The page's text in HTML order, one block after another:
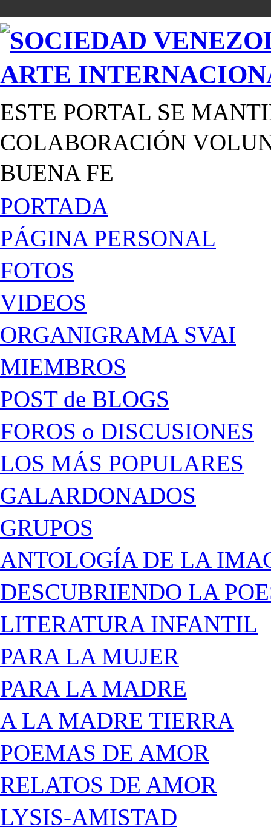
ESTE PORTAL SE
COLABORACIÓN
BUENA FE
PORTADA
PÁGINA PERSONAL
FOTOS
VIDEOS
ORGANIGRAMA SVAI
MIEMBROS
POST de BLOGS
FOROS o DISCUSIONES
LOS MÁS POPULARES
GALARDONADOS
GRUPOS
ANTOLOGÍA DE LA
DESCUBRIENDO LA
LITERATURA INFANTIL
PARA LA MUJER
PARA LA MADRE
A LA MADRE TIERRA
POEMAS DE AMOR
RELATOS DE AMOR
LYSIS-AMISTAD